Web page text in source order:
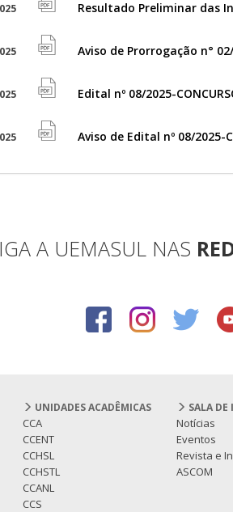
icon
pdf
icon
Resultado Preliminar das
pdf
icon
Aviso de Prorrogação n° 02/
pdf
Edital nº 08/2025-
pdf
Aviso de Edital nº 08/2025-
A UEMASUL NAS
UNIDADES ACADÊMICAS
CCA
CCENT
CCHSL
CCHSTL
CCANL
CCS
SALA DE
Notícias
Eventos
Revista e
ASCOM